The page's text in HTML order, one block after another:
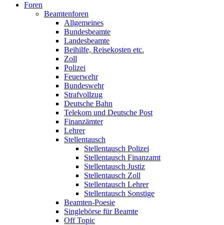
Foren
Beamtenforen
Allgemeines
Bundesbeamte
Landesbeamte
Beihilfe, Reisekosten etc.
Zoll
Polizei
Feuerwehr
Bundeswehr
Strafvollzug
Deutsche Bahn
Telekom und Deutsche Post
Finanzämter
Lehrer
Stellentausch
Stellentausch Polizei
Stellentausch Finanzamt
Stellentausch Justiz
Stellentausch Zoll
Stellentausch Lehrer
Stellentausch Sonstige
Beamten-Poesie
Singlebörse für Beamte
Off Topic